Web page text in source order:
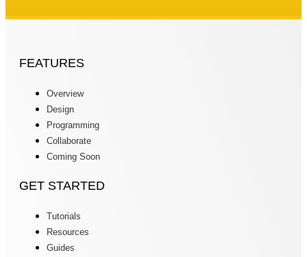
FEATURES
Overview
Design
Programming
Collaborate
Coming Soon
GET STARTED
Tutorials
Resources
Guides